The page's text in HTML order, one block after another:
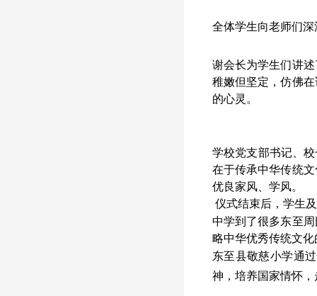
全体学生向老师们
谢会长为学生们讲
稚嫩但坚定，仿佛
的心灵。
学校党支部书记、
在于传承中华传统
优良家风、学风。
仪式结束后，学生
中学到了很多东至
略中华优秀传统文
东至县敬慈小学通
神，培养国家情怀